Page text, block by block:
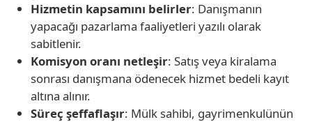
Hizmetin kapsamını belirler: Danışmanın
yapacağı pazarlama faaliyetleri yazılı olarak
sabitlenir.
Komisyon oranı netleşir: Satış veya kiralama
sonrası danışmana ödenecek hizmet bedeli kayıt
altına alınır.
Süreç şeffaflaşır: Mülk sahibi, gayrimenkulünün